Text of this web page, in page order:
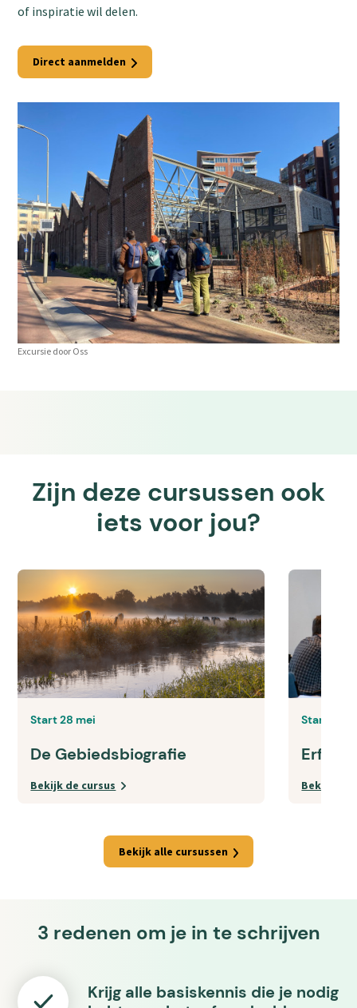
of inspiratie wil delen.
Direct aanmelden
Excursie door Oss
Zijn deze cursussen ook
iets voor jou?
De Gebiedsbiografie
Start 28 mei
Bekijk de cursus
Start 1
Bekijk de
Bekijk alle cursussen
3 redenen om je in te schrijven
Krijg alle basiskennis die je nodig